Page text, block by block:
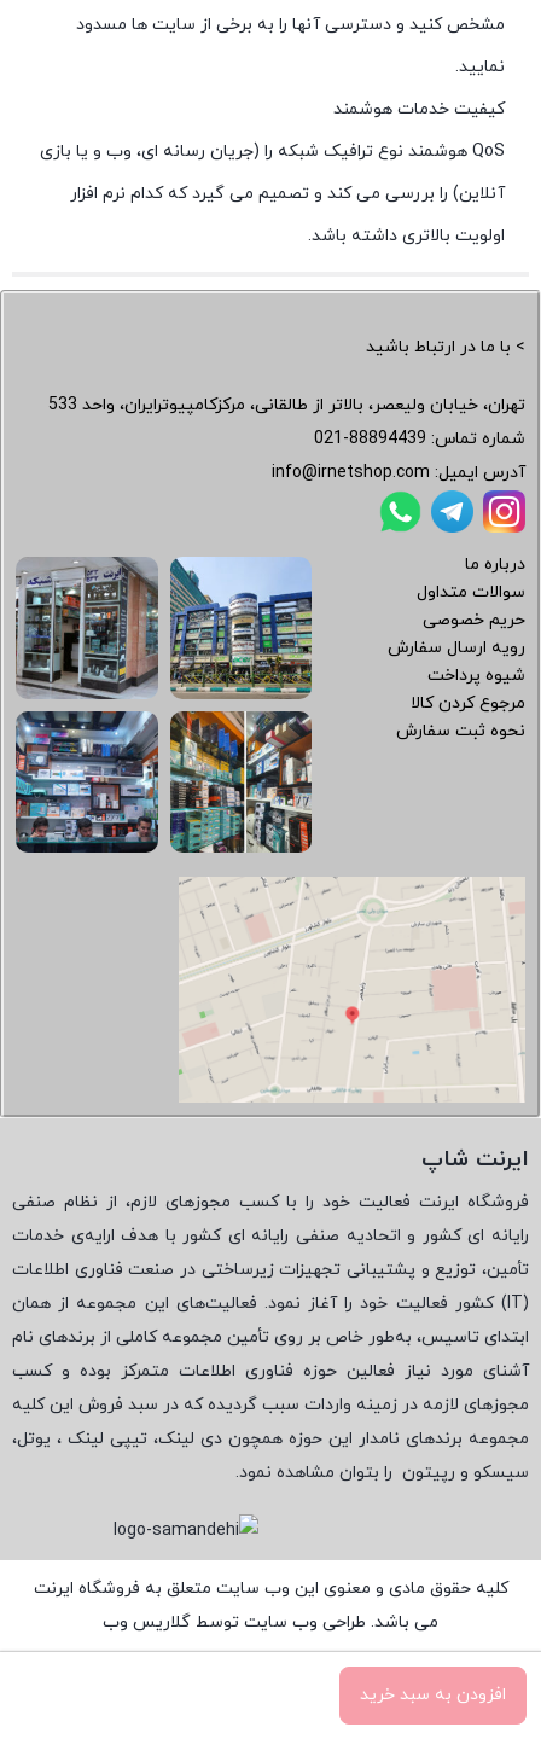
افزودن به سبد خرید
مشخص کنید و دسترسی آنها را به برخی از سایت ها مسدود
نمایید.
کیفیت خدمات هوشمند
QoS هوشمند نوع ترافیک شبکه را (جریان رسانه ای، وب و یا بازی
آنلاین) را بررسی می کند و تصمیم می گیرد که کدام نرم افزار
اولویت بالاتری داشته باشد.
> با ما در ارتباط باشید
تهران، خیابان ولیعصر، بالاتر از طالقانی، مرکزکامپیوترایران، واحد 533
شماره تماس: 021-88894439
آدرس ایمیل: info@irnetshop.com
درباره ما
سوالات متداول
حریم خصوصی
رویه ارسال سفارش
شیوه پرداخت
مرجوع کردن کالا
نحوه ثبت سفارش
ایرنت شاپ
فروشگاه ایرنت فعالیت خود را با کسب مجوزهای لازم، از نظام صنفی
رایانه ای کشور و اتحادیه صنفی رایانه ای کشور با هدف ارایه‌ی خدمات
تأمین، توزیع و پشتیبانی تجهیزات زیرساختی در صنعت فناوری اطلاعات
(
IT) کشور فعالیت خود را آغاز نمود. فعالیت‌های این مجموعه از همان
ابتدای تاسیس، به‌طور خاص بر روی تأمین مجموعه کاملی از برندهای نام
آشنای مورد نیاز فعالین حوزه فناوری اطلاعات متمرکز بوده و کسب
مجوزهای لازمه در زمینه واردات سبب گردیده که در سبد فروش این کلیه
مجموعه برندهای نامدار این حوزه همچون دی لینک، تیپی لینک ، یوتل،
سیسکو و رپیتون را بتوان مشاهده نمود.
کلیه حقوق مادی و معنوی این وب سایت متعلق به فروشگاه ایرنت
می باشد. طراحی وب سایت توسط گلاریس وب